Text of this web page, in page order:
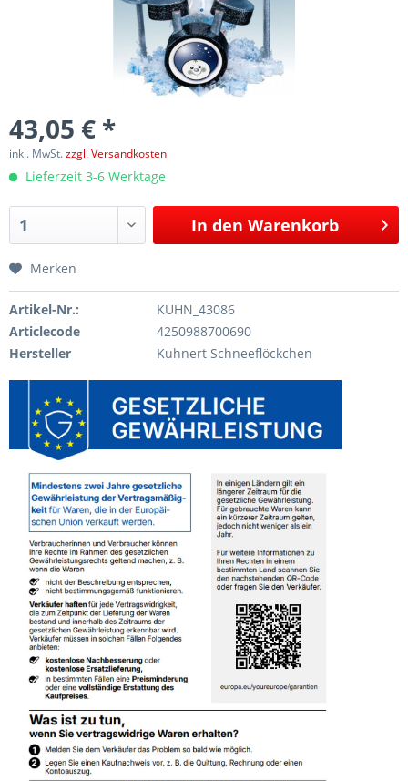
43,05 € *
inkl. MwSt.zzgl. Versandkosten
Lieferzeit 3-6 Werktage
In den Warenkorb
Merken
Artikel-Nr.:
KUHN_43086
Articlecode
4250988700690
Hersteller
Kuhnert Schneeflöckchen